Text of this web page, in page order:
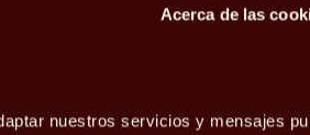
Acerca de las
nuestros servicios y mensajes